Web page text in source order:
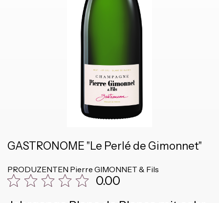
GASTRONOME "Le Perlé de Gimonnet"
PRODUZENTEN Pierre GIMONNET & Fils
0.00